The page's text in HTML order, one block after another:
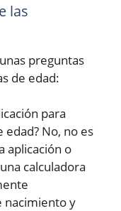
las
preguntas
de edad:
para
edad? No, no es
aplicación o
calculadora
nacimiento y